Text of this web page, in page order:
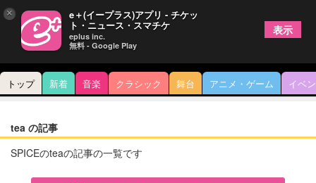
トップ 新着 音楽 クラシック 舞台 アニメ・ゲーム イベ
tea の記事
SPICEのteaの記事の一覧です
× e＋(イープラス)アプリ - チケッ
ト・ニュース・スマチケ
eplus inc.
無料 - Google Play
表示